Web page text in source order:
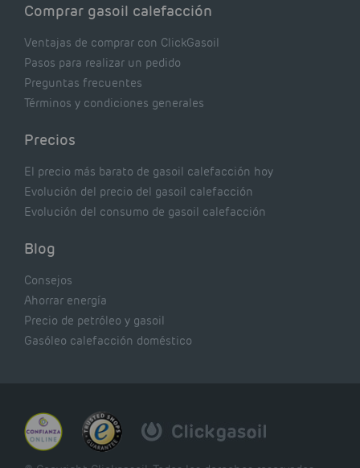
Comprar gasoil calefacción
Ventajas de comprar con ClickGasoil
Pasos para realizar un pedido
Preguntas frecuentes
Términos y condiciones generales
Precios
El precio más barato de gasoil calefacción hoy
Evolución del precio del gasoil calefacción
Evolución del consumo de gasoil calefacción
Blog
Consejos
Ahorrar energía
Precio de petróleo y gasoil
Gasóleo calefacción doméstico